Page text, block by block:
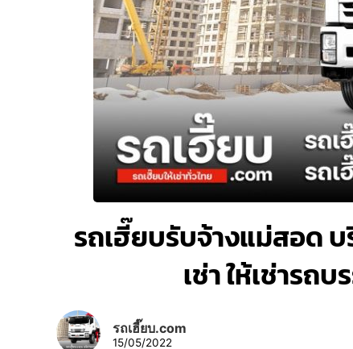
รถเฮี๊ยบรับจ้างแม่สอด บ
เช่า ให้เช่ารถ
รถเฮี๊ยบ.com
15/05/2022